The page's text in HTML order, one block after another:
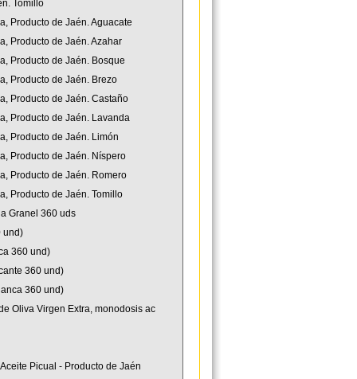
Tomillo
Producto de Jaén. Aguacate
Producto de Jaén. Azahar
Producto de Jaén. Bosque
Producto de Jaén. Brezo
Producto de Jaén. Castaño
Producto de Jaén. Lavanda
Producto de Jaén. Limón
Producto de Jaén. Níspero
Producto de Jaén. Romero
Producto de Jaén. Tomillo
Granel 360 uds
und)
360 und)
360 und)
360 und)
Oliva Virgen Extra, monodosis ac
Picual - Producto de Jaén